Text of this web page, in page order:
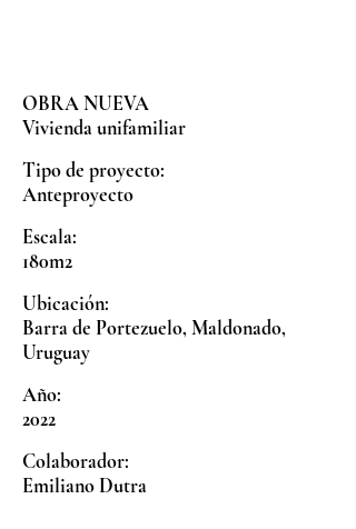
OBRA NUEVA
Vivienda unifamiliar
Tipo de proyecto:
Anteproyecto
Escala:
180m2
Ubicación:
Barra de Portezuelo, Maldonado,
Uruguay
Año:
2022
Colaborador:
Emiliano Dutra